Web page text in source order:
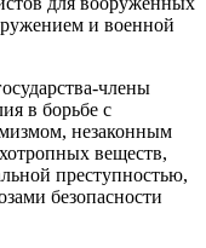
и военной
члены
в борьбе с
незаконным
веществ,
преступностью,
безопасности